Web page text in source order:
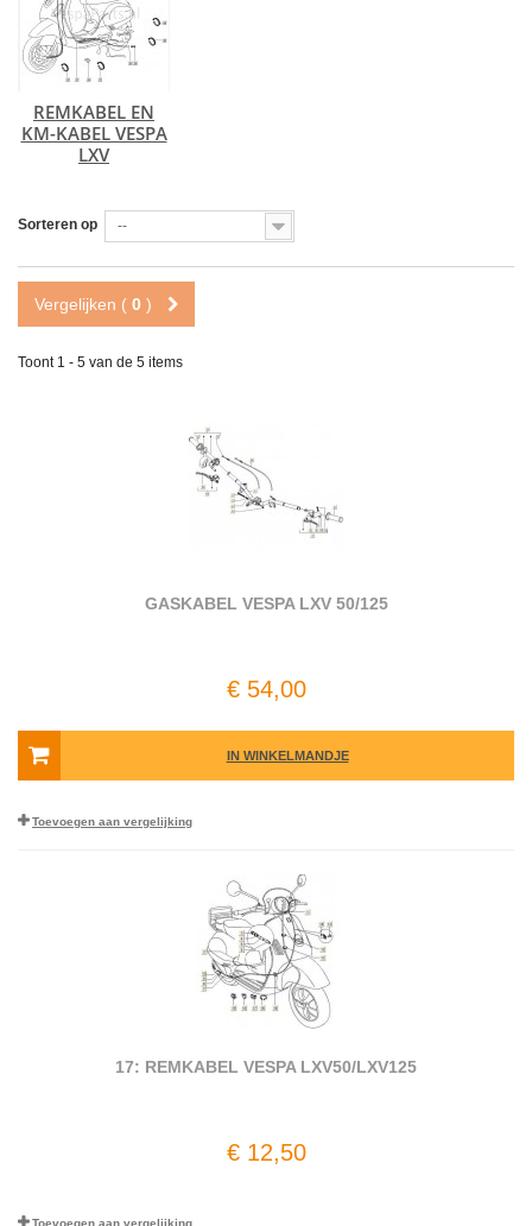
REMKABEL EN
KM-KABEL VESPA
LXV
Sorteren op --
Vergelijken ( 0 )
Toont 1 - 5 van de 5 items
GASKABEL VESPA LXV 50/125
€ 54,00
IN WINKELMANDJE
Toevoegen aan vergelijking
17: REMKABEL VESPA LXV50/LXV125
€ 12,50
Toevoegen aan vergelijking